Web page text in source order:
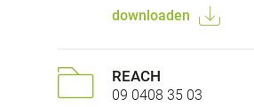
downloaden
REACH
09 0408 35 03